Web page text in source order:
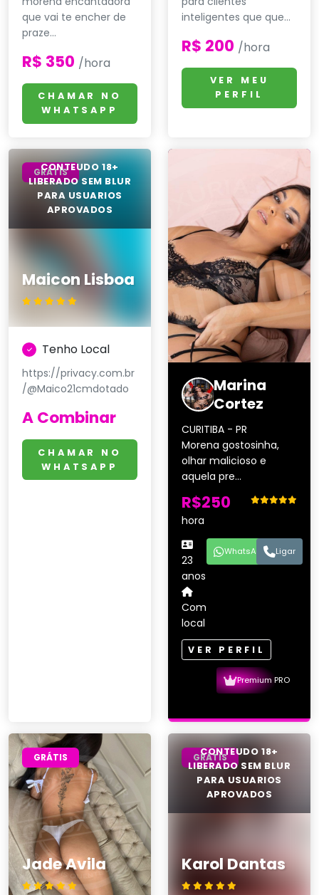
que vai te encher de
praze...
R$ 350 /hora
CHAMAR NO
WHATSAPP
inteligentes que que...
R$ 200 /hora
VER MEU
PERFIL
Maicon Lisboa
GRÁTIS
Tenho Local
https://privacy.com.br
/@Maico21cmdotado
A Combinar
CHAMAR NO
WHATSAPP
Marina
Cortez
CURITIBA - PR
Morena gostosinha,
olhar malicioso e
aquela pre...
R$250
hora
23
anos
Com
local
WhatsApp Ligar
VER PERFIL
Premium PRO
Jade Avila
GRÁTIS
Karol Dantas
GRÁTIS